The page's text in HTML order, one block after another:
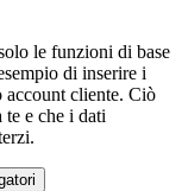
le funzioni di base
di inserire i
account cliente. Ciò
e che i dati